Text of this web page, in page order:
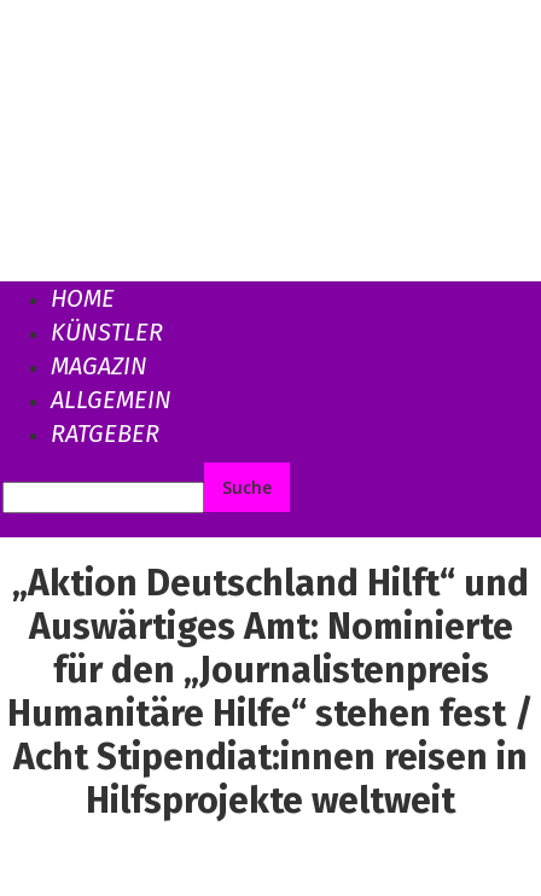
HOME
KÜNSTLER
MAGAZIN
ALLGEMEIN
RATGEBER
„Aktion Deutschland Hilft“ und
Auswärtiges Amt: Nominierte
für den „Journalistenpreis
Humanitäre Hilfe“ stehen fest /
Acht Stipendiat:innen reisen in
Hilfsprojekte weltweit